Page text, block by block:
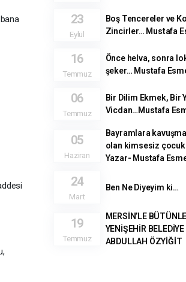
23
Eylül
Boş Tencereler ve
Zincirler… Mustafa
16
Temmuz
Önce helva, sonra
şeker… Mustafa
06
Temmuz
Bir Dilim Ekmek, Bir
Vicdan…Mustafa
05
Haziran
Bayramlara
olan kimsesiz
Yazar- Mustafa
24
Mart
Ben Ne Diyeyim ki…
19
Temmuz
MERSİN’LE
YENİŞEHİR
ABDULLAH ÖZYİĞİT